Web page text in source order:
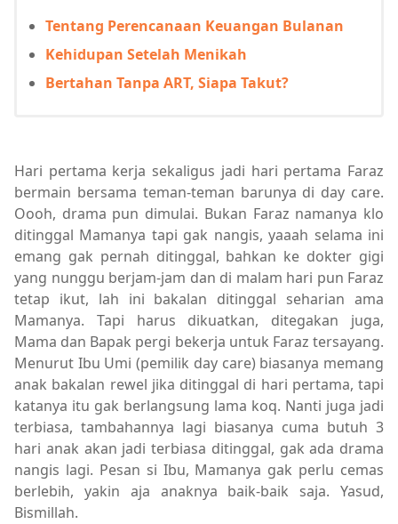
Tentang Perencanaan Keuangan Bulanan
Kehidupan Setelah Menikah
Bertahan Tanpa ART, Siapa Takut?
Hari pertama kerja sekaligus jadi hari pertama Faraz
bermain bersama teman-teman barunya di day care.
Oooh, drama pun dimulai. Bukan Faraz namanya klo
ditinggal Mamanya tapi gak nangis, yaaah selama ini
emang gak pernah ditinggal, bahkan ke dokter gigi
yang nunggu berjam-jam dan di malam hari pun Faraz
tetap ikut, lah ini bakalan ditinggal seharian ama
Mamanya. Tapi harus dikuatkan, ditegakan juga,
Mama dan Bapak pergi bekerja untuk Faraz tersayang.
Menurut Ibu Umi (pemilik day care) biasanya memang
anak bakalan rewel jika ditinggal di hari pertama, tapi
katanya itu gak berlangsung lama koq. Nanti juga jadi
terbiasa, tambahannya lagi biasanya cuma butuh 3
hari anak akan jadi terbiasa ditinggal, gak ada drama
nangis lagi. Pesan si Ibu, Mamanya gak perlu cemas
berlebih, yakin aja anaknya baik-baik saja. Yasud,
Bismillah.